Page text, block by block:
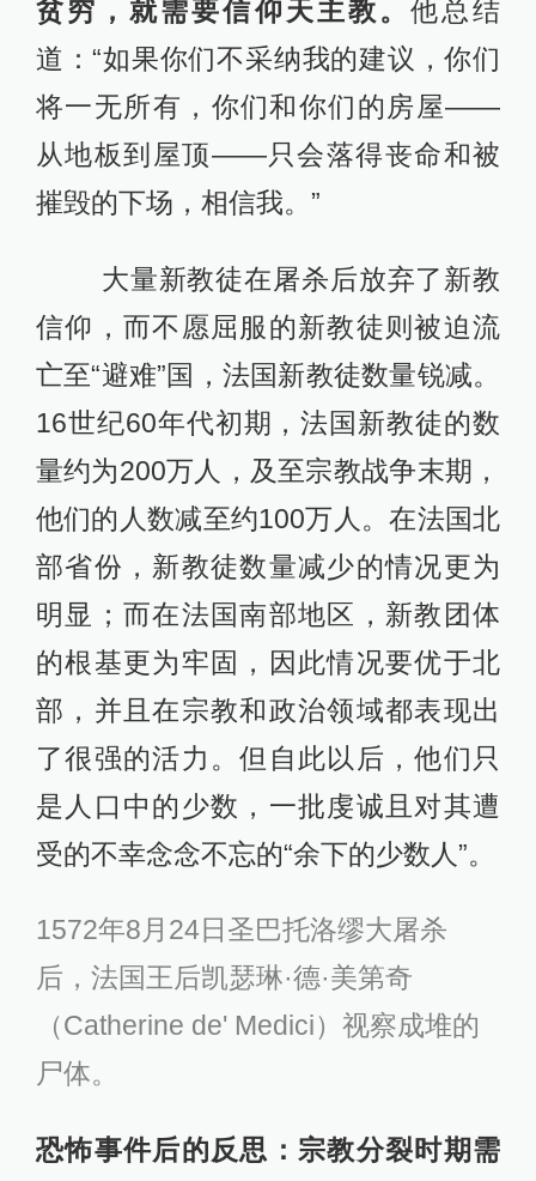
贫穷，就需要信仰天主教。 他总结
道：“如果你们不采纳我的建议，你们
将一无所有，你们和你们的房屋——
从地板到屋顶——只会落得丧命和被
摧毁的下场，相信我。”
大量新教徒在屠杀后放弃了新教
信仰，而不愿屈服的新教徒则被迫流
亡至“避难”国，法国新教徒数量锐减。
16世纪60年代初期，法国新教徒的数
量约为200万人，及至宗教战争末期，
他们的人数减至约100万人。在法国北
部省份，新教徒数量减少的情况更为
明显；而在法国南部地区，新教团体
的根基更为牢固，因此情况要优于北
部，并且在宗教和政治领域都表现出
了很强的活力。但自此以后，他们只
是人口中的少数，一批虔诚且对其遭
受的不幸念念不忘的“余下的少数人”。
1572年8月24日圣巴托洛缪大屠杀
后，法国王后凯瑟琳·德·美第奇
（Catherine de' Medici）视察成堆的
尸体。
恐怖事件后的反思：宗教分裂时期需